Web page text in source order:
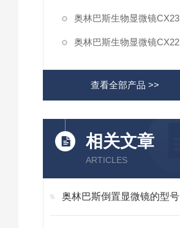
奥林巴斯生物显微镜CX23
奥林巴斯生物显微镜CX22
查看全部产品 >>
相关文章
ARTICLES
奥林巴斯倒置显微镜的型号